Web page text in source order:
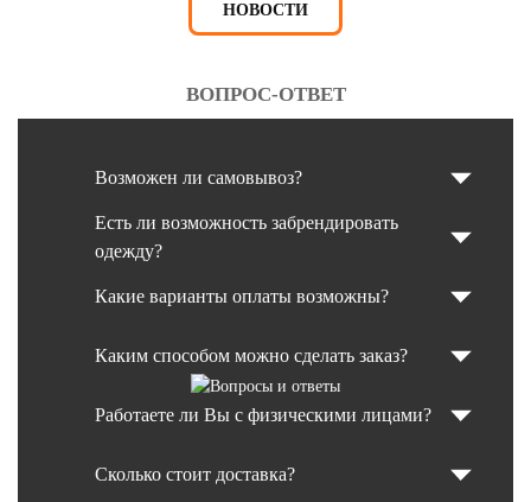
НОВОСТИ
ВОПРОС-ОТВЕТ
Возможен ли самовывоз?
Есть ли возможность забрендировать
одежду?
Какие варианты оплаты возможны?
Каким способом можно сделать заказ?
Работаете ли Вы с физическими лицами?
Сколько стоит доставка?